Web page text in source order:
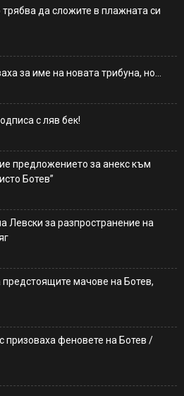
да сложите в плажната си
за име на новата трибуна, но…
с ляв бек!
предложението за анекс към
Ботев”
Левски за разпространение на
мачове на Ботев,
призоваха феновете на Ботев /